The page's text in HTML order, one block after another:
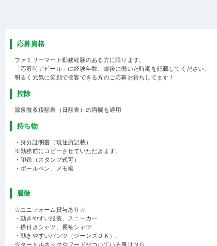
応募資格
ファミリーマート勤務経験のある方に限ります。
「応募時アピール」に経験年数、最後に働いた時期を記載してください。
明るく元気に笑顔で接客できる方のご応募お待ちしてます！
控除
源泉徴収税額表（日額表）の丙欄を適用
持ち物
・身分証明書（現住所記載）
※勤務前にコピーさせていただきます。
・印鑑（スタンプ式可）
・ボールペン、メモ帳
服装
☆ユニフォーム貸与あり☆
・動きやすい服装、スニーカー
・襟付きシャツ、長袖シャツ
・動きやすいパンツ（ジーンズＯＫ）、
※タートルネックやフードがついている服はＮＧ